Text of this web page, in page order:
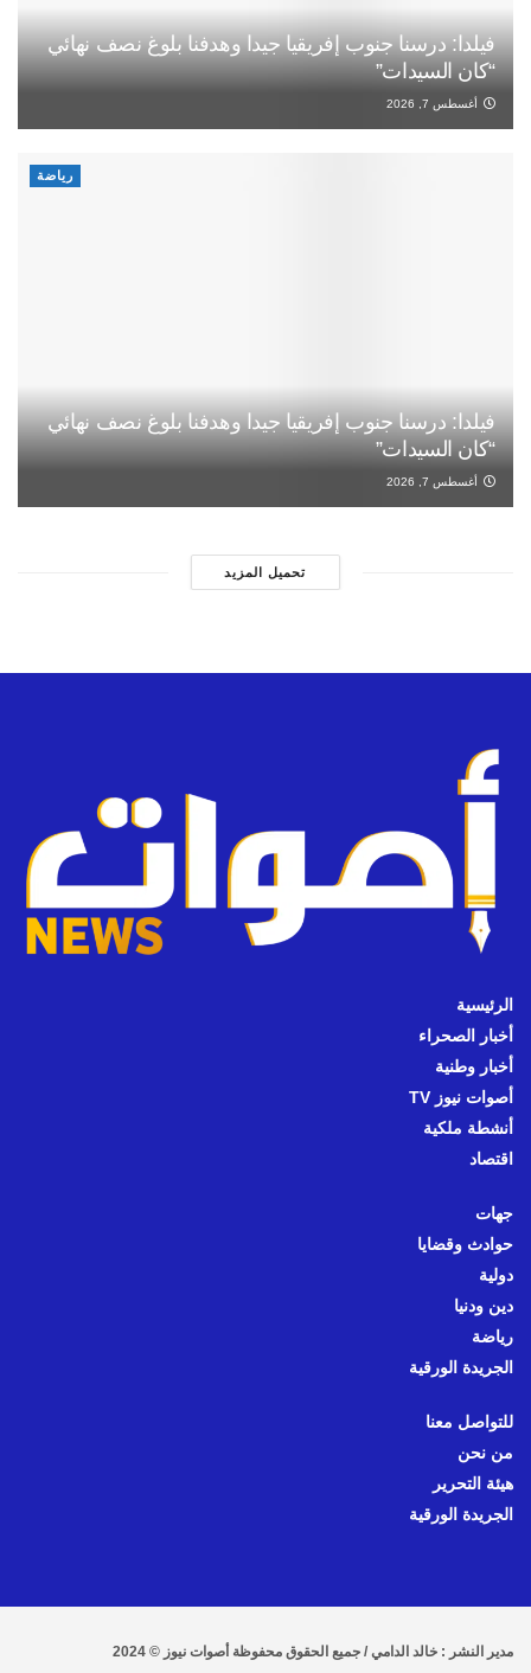
فيلدا: درسنا جنوب إفريقيا جيدا وهدفنا بلوغ نصف نهائي
“كان السيدات”
أغسطس 7, 2026
رياضة
فيلدا: درسنا جنوب إفريقيا جيدا وهدفنا بلوغ نصف نهائي
“كان السيدات”
أغسطس 7, 2026
تحميل المزيد
الرئيسية
أخبار الصحراء
أخبار وطنية
أصوات نيوز TV
أنشطة ملكية
اقتصاد
جهات
حوادث وقضايا
دولية
دين ودنيا
رياضة
الجريدة الورقية
للتواصل معنا
من نحن
هيئة التحرير
الجريدة الورقية
مدير النشر : خالد الدامي / جميع الحقوق محفوظة أصوات نيوز © 2024